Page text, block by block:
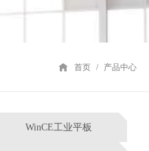
首页 / 产品中心
WinCE工业平板